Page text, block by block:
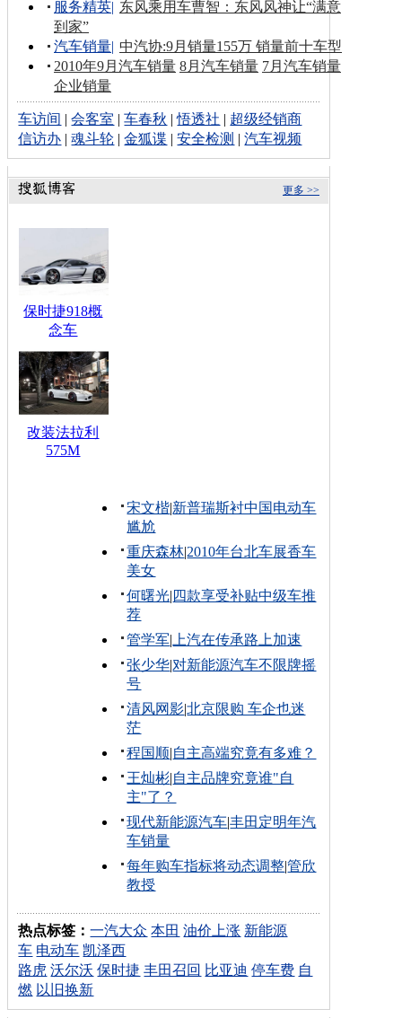
服务精英| 东风乘用车曹智：东风风神让“满意
到家”
汽车销量| 中汽协:9月销量155万 销量前十车型
2010年9月汽车销量 8月汽车销量 7月汽车销量
企业销量
车访间 |会客室 |车春秋 |悟透社 | 超级经销商
信访办 |魂斗轮 |金狐谍 |安全检测 |汽车视频
更多 >>
保时捷918概
念车
改装法拉利
575M
宋文楷|新普瑞斯衬中国电动车
尴尬
重庆森林|2010年台北车展香车
美女
何曙光| 四款享受补贴中级车推
荐
管学军| 上汽在传承路上加速
张少华|对新能源汽车不限牌摇
号
清风网影|北京限购 车企也迷
茫
程国顺|自主高端究竟有多难？
王灿彬|自主品牌究竟谁"自
主"了？
现代新能源汽车|丰田定明年汽
车销量
每年购车指标将动态调整|管欣
教授
热点标签：一汽大众 本田 油价上涨 新能源
车 电动车 凯泽西
路虎 沃尔沃 保时捷 丰田召回 比亚迪 停车费 自
燃 以旧换新